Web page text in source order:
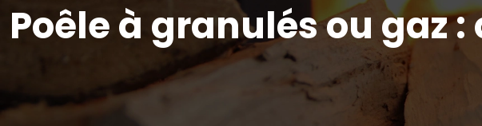
Poêle à granulés ou gaz